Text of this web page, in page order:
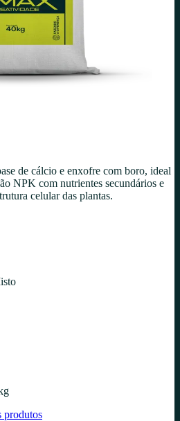
de cálcio e enxofre com boro, ideal
NPK com nutrientes secundários e
celular das plantas.
produtos